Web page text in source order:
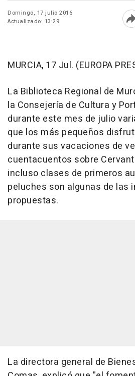
Domingo, 17 julio 2016
Actualizado: 13:29
MURCIA, 17 Jul. (EUROPA
La Biblioteca Regional de
la Consejería de Cultura y
durante este mes de julio
que los más pequeños
durante sus vacaciones de
cuentacuentos sobre
incluso clases de primeros
peluches son algunas de las
propuestas.
La directora general de